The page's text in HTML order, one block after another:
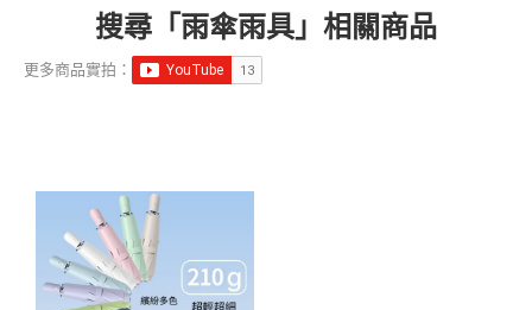
搜尋「雨傘雨具」相關商品
更多商品實拍：